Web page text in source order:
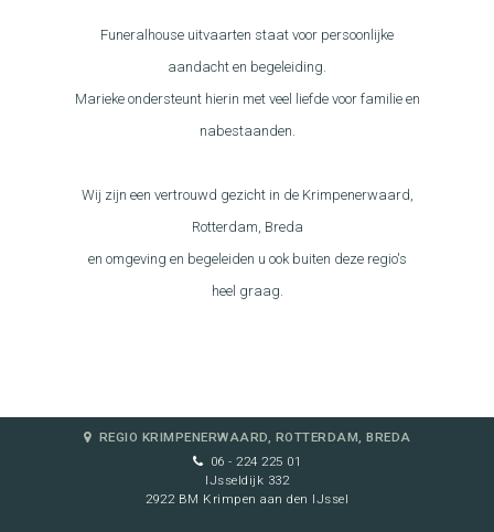
Funeralhouse uitvaarten staat voor persoonlijke
aandacht en begeleiding.
Marieke ondersteunt hierin met veel liefde voor familie en
nabestaanden.
Wij zijn een vertrouwd gezicht in de Krimpenerwaard,
Rotterdam, Breda
en omgeving en begeleiden u ook buiten deze regio's
heel graag.
REGIO KRIMPENERWAARD, ROTTERDAM, BREDA
06 - 224 225 01
IJsseldijk 332
2922 BM Krimpen aan den IJssel